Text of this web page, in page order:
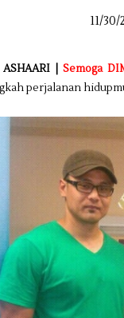
11/30/
ASHAARI |Semoga
perjalanan